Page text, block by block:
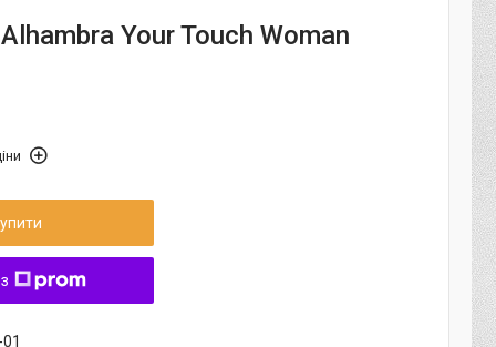
Your Touch Woman